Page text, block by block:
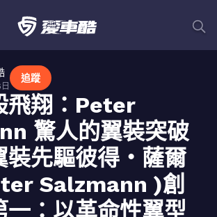
追蹤
飛翔：Peter
驚人的翼裝突破
裝先驅彼得・薩爾
Salzmann )創
一：以革命性翼型